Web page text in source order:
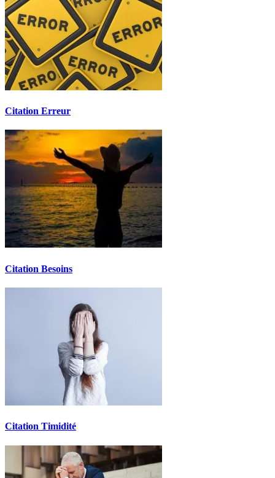
Citation Erreur
Citation Besoins
Citation Timidité